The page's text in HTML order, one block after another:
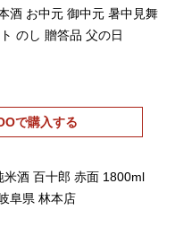
酒 お中元 御中元 暑中見舞
のし 贈答品 父の日
で購入する
米酒 百十郎 赤面 1800ml
阜県 林本店